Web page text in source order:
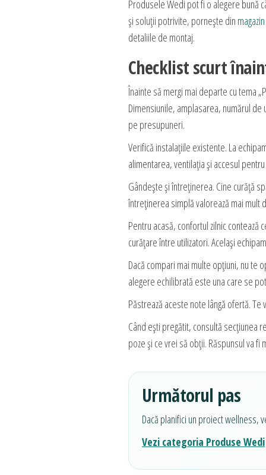
Produsele Wedi pot fi o alegere bună
și soluții potrivite, pornește din magazin
detaliile de montaj.
Checklist scurt
Înainte să mergi mai departe cu tema
Dimensiunile, amplasarea, numărul
pe presupuneri.
Verifică instalațiile existente. La
alimentarea, ventilația și accesul
Gândește și întreținerea. Cine curăță
întreținerea simplă valorează mai mult
Pentru acasă, confortul zilnic contează
curățare între utilizatori. Același
Dacă compari mai multe opțiuni, nu te
alegere echilibrată este una care se
Păstrează aceste note lângă ofertă.
Când ești pregătit, consultă secțiunea
poze și ce vrei să obții. Răspunsul va fi
Următorul pas
Dacă planifici un proiect wellness,
Vezi categoria Produse Wedi